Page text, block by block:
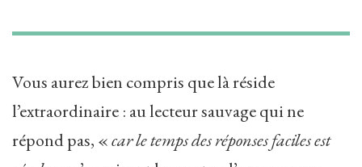
Vous aurez bien compris que là réside
l’extraordinaire : au lecteur sauvage qui ne
répond pas, «car le temps des réponses faciles est